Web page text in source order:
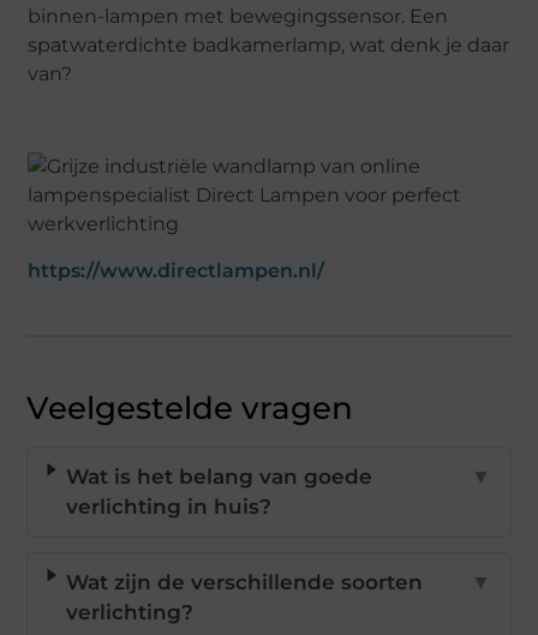
binnen-lampen met bewegingssensor. Een
spatwaterdichte badkamerlamp, wat denk je daar
van?
https://www.directlampen.nl/
Veelgestelde vragen
Wat is het belang van goede
verlichting in huis?
▼
Wat zijn de verschillende soorten
verlichting?
▼